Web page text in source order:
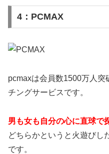
4：PCMAX
pcmaxは会員数1500万人突
チングサービスです。
男も女も自分の心に直球で
どちらかというと火遊びし
です。